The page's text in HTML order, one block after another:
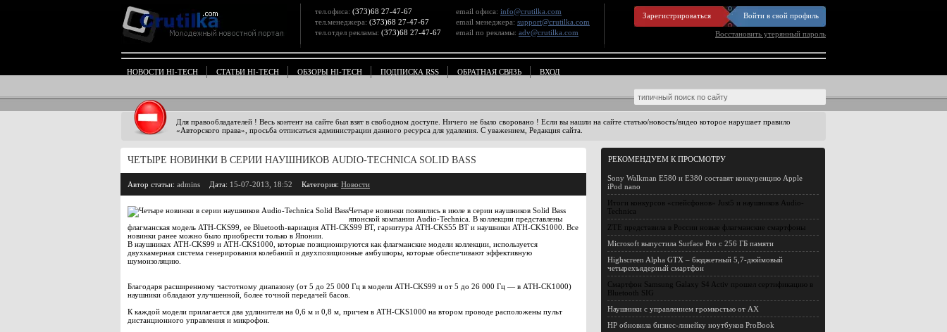
тел.офиса: (373)68 27-47-67
тел.менеджера: (373)68 27-47-67
тел.отдел рекламы: (373)68 27-47-67
email офиса: info@crutilka.com
email менеджера: support@crutilka.com
email по рекламы: adv@crutilka.com
Зарегистрироваться Войти в свой профиль
Восстановить утерянный пароль
НОВОСТИ HI-TECH СТАТЬИ HI-TECH ОБЗОРЫ HI-TECH ПОДПИСКА RSS ОБРАТНАЯ СВЯЗЬ ВХОД
Для правообладателей ! Весь контент на сайте был взят в свободном доступе. Ничего не было своровано ! Если вы нашли на сайте статью/новость/видео которое нарушает правило
«Авторского права», просьба отписаться администрации данного ресурса для удаления. С уважением, Редакция сайта.
ЧЕТЫРЕ НОВИНКИ В СЕРИИ НАУШНИКОВ AUDIO-TECHNICA SOLID BASS
Автор статьи: admins Дата: 15-07-2013, 18:52 Категория: Новости
Четыре новинки появились в июле в серии наушников Solid Bass
японской компании Audio-Technica. В коллекции представлены
флагманская модель ATH-CKS99, ее Bluetooth-вариация ATH-CKS99 BT, гарнитура ATH-CKS55 BT и наушники ATH-CKS1000. Все
новинки ранее можно было приобрести только в Японии.
В наушниках ATH-CKS99 и ATH-CKS1000, которые позиционируются как флагманские модели коллекции, используется
двухкамерная система генерирования колебаний и двухпозиционные амбушюры, которые обеспечивают эффективную
шумоизоляцию.
Благодаря расширенному частотному диапазону (от 5 до 25 000 Гц в модели ATH-CKS99 и от 5 до 26 000 Гц — в ATH-CK1000)
наушники обладают улучшенной, более точной передачей басов.
К каждой модели прилагается два удлинителя на 0,6 м и 0,8 м, причем в ATH-CKS1000 на втором проводе расположены пульт
дистанционного управления и микрофон.
РЕКОМЕНДУЕМ К ПРОСМОТРУ
Sony Walkman E580 и E380 составят конкуренцию Apple
iPod nano
Итоги конкурсов «спейсфонов» Just5 и наушников Audio-
Technica
ZTE представила в России новые флагманские смартфоны
Microsoft выпустила Surface Pro с 256 ГБ памяти
Highscreen Alpha GTX – бюджетный 5,7-дюймовый
четырехъядерный смартфон
Смартфон Samsung Galaxy S4 Activ прошел сертификацию в
Bluetooth SIG
Наушники с управлением громкостью от AX
HP обновила бизнес-линейку ноутбуков ProBook